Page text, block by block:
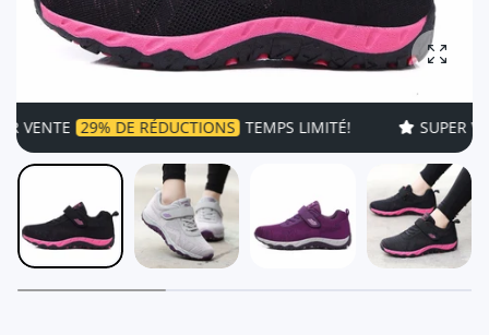
29% DE RÉDUCTIONS TEMPS LIMITÉ! SUPER VENTE